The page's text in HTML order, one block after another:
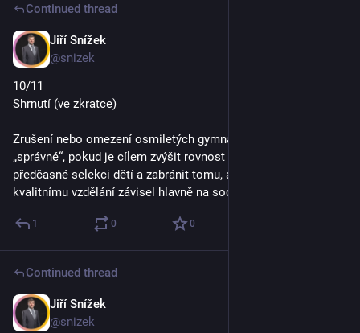
Continued thread
Jiří Snížek
@snizek
10/11
Shrnutí (ve zkratce)
Zrušení nebo omezení osmiletých gymnázií může být
„správné“, pokud je cílem zvýšit rovnost ve vzdělávání, zamezit
předčasné selekci dětí a zabránit tomu, aby přístup ke
kvalitnímu vzdělání závisel hlavně na sociálním zázemí.
1 0 0
Continued thread
Jiří Snížek
@snizek